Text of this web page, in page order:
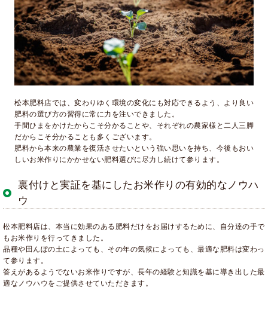
松本肥料店では、変わりゆく環境の変化にも対応できるよう、より良い
肥料の選び方の習得に常に力を注いできました。
手間ひまをかけたからこそ分かることや、それぞれの農家様と二人三脚
だからこそ分かることも多くございます。
肥料から本来の農業を復活させたいという強い思いを持ち、今後もおい
しいお米作りにかかせない肥料選びに尽力し続けて参ります。
裏付けと実証を基にしたお米作りの有効的なノウハ
ウ
松本肥料店は、本当に効果のある肥料だけをお届けするために、自分達の手で
もお米作りを行ってきました。
品種や田んぼの土によっても、その年の気候によっても、最適な肥料は変わっ
て参ります。
答えがあるようでないお米作りですが、長年の経験と知識を基に導き出した最
適なノウハウをご提供させていただきます。